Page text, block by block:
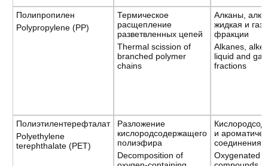
Полипропилен
Polypropylene (PP)
Термическое
расщепление
разветвленных цепей
Thermal scission of
branched polymer
chains
Алканы,
жидкая и
фракции
Alkanes,
liquid and
fractions
Полиэтилентерефталат
Polyethylene
terephthalate (PET)
Разложение
кислородсодержащего
полиэфира
Decomposition of
и
соединения
Oxygenated